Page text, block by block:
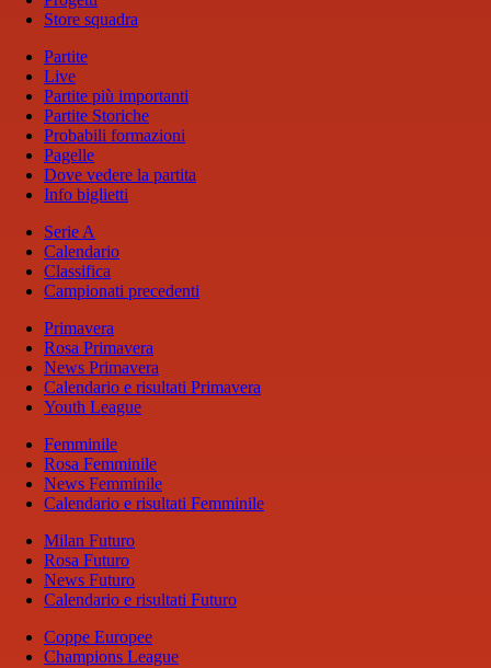
Store squadra
Partite
Live
Partite più importanti
Partite Storiche
Probabili formazioni
Pagelle
Dove vedere la partita
Info biglietti
Serie A
Calendario
Classifica
Campionati precedenti
Primavera
Rosa Primavera
News Primavera
Calendario e risultati Primavera
Youth League
Femminile
Rosa Femminile
News Femminile
Calendario e risultati Femminile
Milan Futuro
Rosa Futuro
News Futuro
Calendario e risultati Futuro
Coppe Europee
Champions League